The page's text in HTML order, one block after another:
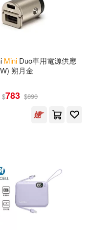
C
Mini Duo車用電源供應
朔月金
$783 $890